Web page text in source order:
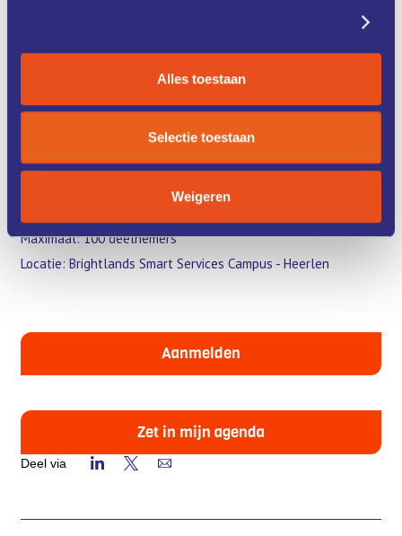
Alles toestaan
Selectie toestaan
Weigeren
hoe je ermee aan de slag gaat.
Klik onderaan de button om je aan te melden
Programma
Datum: 25 september 2025
Maximaal: 100 deelnemers
Locatie: Brightlands Smart Services Campus - Heerlen
Aanmelden
Zet in mijn agenda
Deel via